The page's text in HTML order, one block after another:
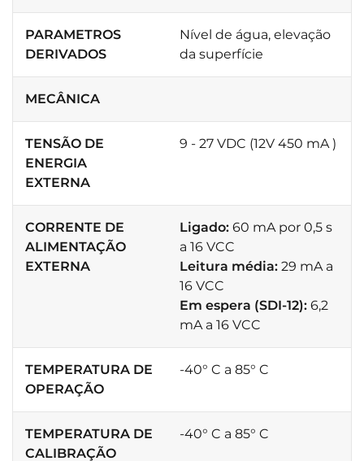
PARAMETROS
DERIVADOS
Nível de água, elevação
da superfície
MECÂNICA
TENSÃO DE
ENERGIA
EXTERNA
9 - 27 VDC (12V 450 mA )
CORRENTE DE
ALIMENTAÇÃO
EXTERNA
Ligado: 60 mA por 0,5 s
a 16 VCC
Leitura média: 29 mA a
16 VCC
Em espera (SDI-12): 6,2
mA a 16 VCC
TEMPERATURA DE
OPERAÇÃO
-40° C a 85° C
TEMPERATURA DE
CALIBRAÇÃO
-40° C a 85° C